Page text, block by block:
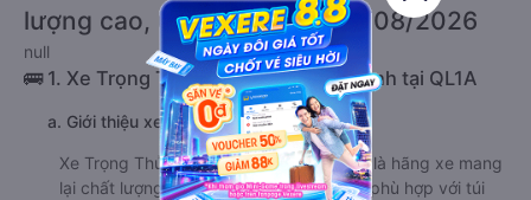
lượng cao, uy tín, giá rẻ nhất 08/2026
null
🚌 1. Xe Trọng Thủy Limousine khởi hành tại QL1A
a. Giới thiệu xe Trọng Thủy Limousine
Xe Trọng Thủy Limousine được biết đến là hãng xe mang
lại chất lượng tốt với giá cả phải chăng, phù hợp với túi